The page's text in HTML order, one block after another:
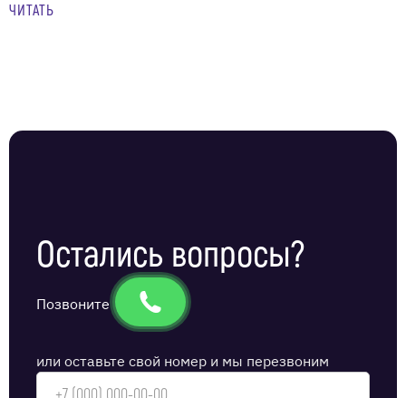
ЧИТАТЬ
Остались вопросы?
Позвоните
или оставьте свой номер и мы перезвоним